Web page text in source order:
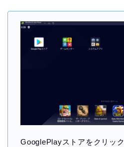
GooglePlayストアをクリック